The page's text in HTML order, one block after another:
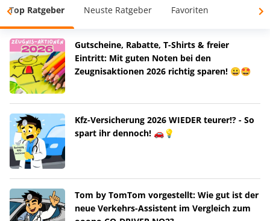
Top Ratgeber Neuste Ratgeber Favoriten
Gutscheine, Rabatte, T-Shirts & freier
Eintritt: Mit guten Noten bei den
Zeugnisaktionen 2026 richtig sparen! 😀🤩
Kfz-Versicherung 2026 WIEDER teurer!? - So
spart ihr dennoch! 🚗💡
Tom by TomTom vorgestellt: Wie gut ist der
neue Verkehrs-Assistent im Vergleich zum